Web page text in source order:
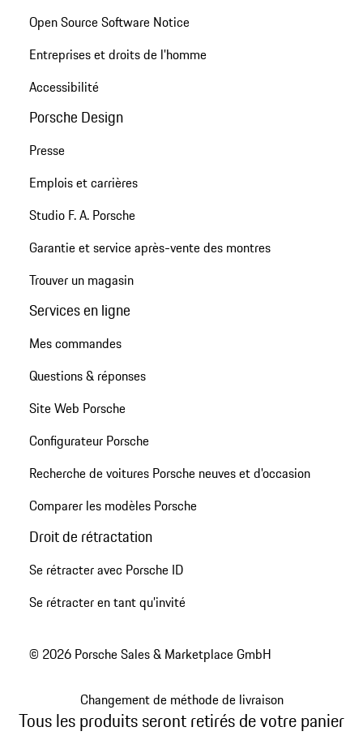
Open Source Software Notice
Entreprises et droits de l'homme
Accessibilité
Porsche Design
Presse
Emplois et carrières
Studio F. A. Porsche
Garantie et service après-vente des montres
Trouver un magasin
Services en ligne
Mes commandes
Questions & réponses
Site Web Porsche
Configurateur Porsche
Recherche de voitures Porsche neuves et d'occasion
Comparer les modèles Porsche
Droit de rétractation
Se rétracter avec Porsche ID
Se rétracter en tant qu’invité
© 2026 Porsche Sales & Marketplace GmbH
Changement de méthode de livraison
Tous les produits seront retirés de votre panier